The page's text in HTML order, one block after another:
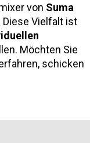
von Suma
Diese Vielfalt ist
Möchten Sie
schicken